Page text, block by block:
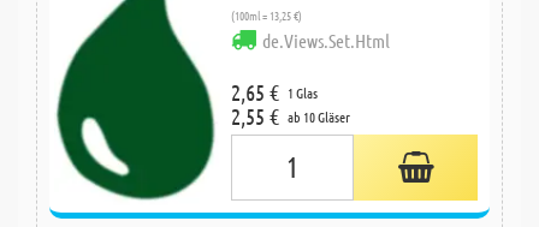
(100ml = 13,25 €)
de.Views.Set.Html
2,65 € 1 Glas
2,55 € ab 10 Gläser